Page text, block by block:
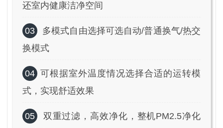
还室内健康洁净空间
03 多模式自由选择可选自动/普通换气/热交
换模式
04 可根据室外温度情况选择合适的运转模
式，实现舒适效果
05 双重过滤，高效净化，整机PM2.5净化